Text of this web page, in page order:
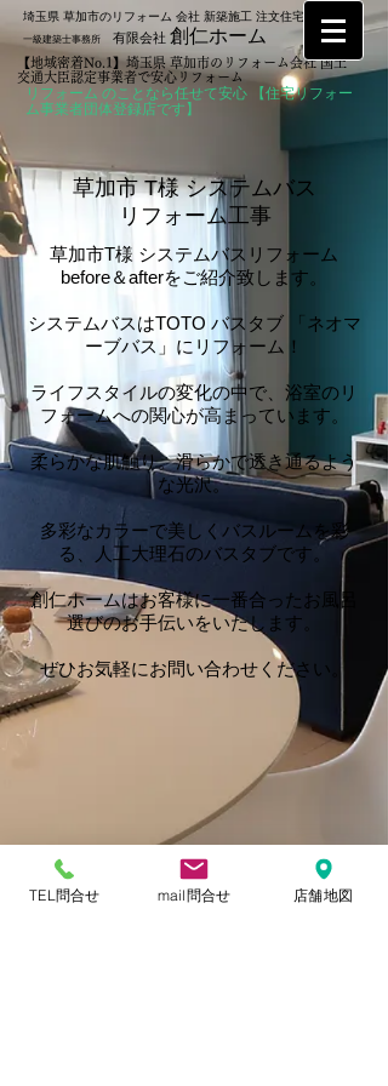
埼玉県 草加市のリフォーム 会社 新築施工 注文住宅なら
一級建築士事務所 有限会社 創仁ホーム
【地域密着No.1】埼玉県 草加市のリフォーム会社 国土
交通大臣認定事業者で安心リフォーム
リフォーム のことなら任せて安心 【住宅リフォー
ム事業者団体登録店です】
​草加市 T様 システムバス
リフォーム工事
草加市T様 システムバスリフォーム
before＆afterをご紹介致します。
システムバスはTOTO バスタブ 「ネオマ
ーブバス」にリフォーム！
ライフスタイルの変化の中で、浴室のリ
フォームへの関心が高まっています。
柔らかな肌触り。滑らかで透き通るよう
な光沢。
多彩なカラーで美しくバスルームを彩
る、人工大理石のバスタブです。
創仁ホームはお客様に一番合ったお風呂
選びのお手伝いをいたします。
ぜひお気軽にお問い合わせください。
TEL問合せ mail問合せ 店舗地図